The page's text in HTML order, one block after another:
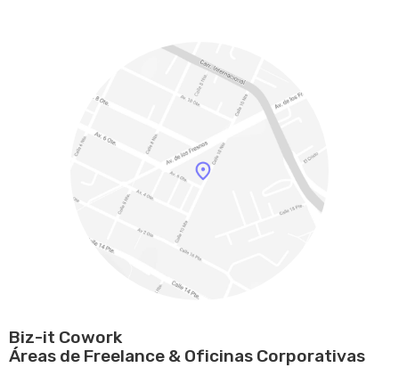
Biz-it Cowork
Áreas de Freelance & Oficinas Corporativas